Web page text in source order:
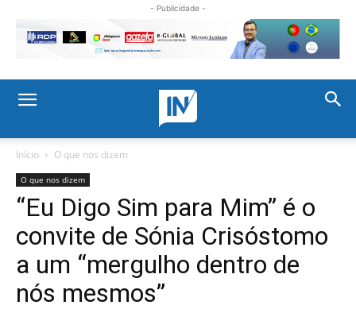
- Publicidade -
Início O que nos dizem
O que nos dizem
“Eu Digo Sim para Mim” é o
convite de Sónia Crisóstomo
a um “mergulho dentro de
nós mesmos”